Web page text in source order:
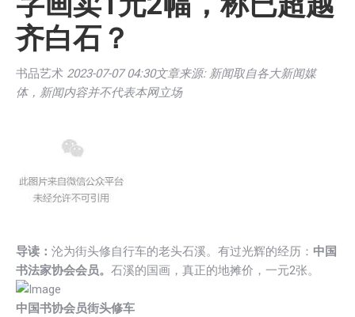
齐白石？
书品艺术 2023-07-07 04:30文章来源: 新闻取自各大新闻媒
体，新闻内容并不代表本网立场
导读： 沦为街头修自行车的老头石溪。有过光辉的经历： 中国
书法家协会会员。 石溪的国画，真正的地摊价，一元2张。
中国书协会员街头修车